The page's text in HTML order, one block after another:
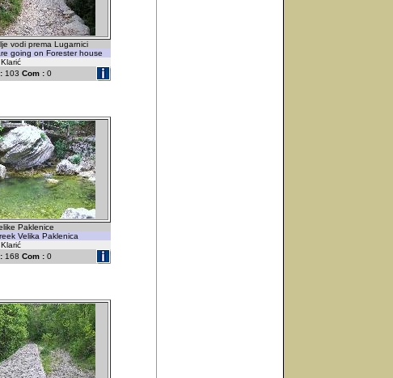
vodi prema Lugarnici
going on Forester house
103 Com : 0
Paklenice
Velika Paklenica
168 Com : 0